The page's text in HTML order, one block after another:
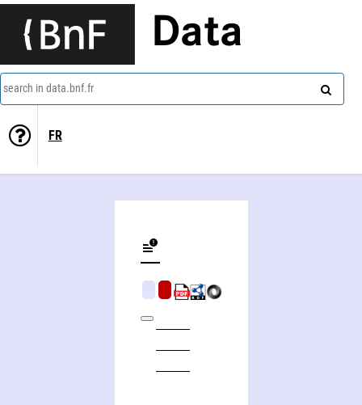
Data
search in data.bnf.fr
FR